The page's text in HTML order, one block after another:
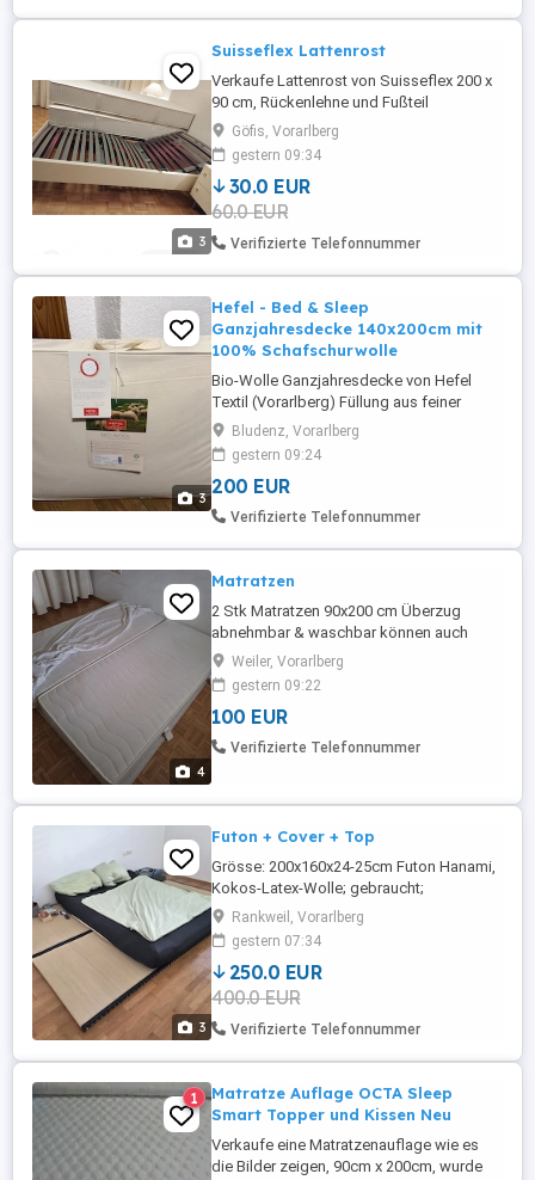
3
Suisseflex Lattenrost
Verkaufe Lattenrost von Suisseflex 200 x
90 cm, Rückenlehne und Fußteil
verstellbar. Wie neu!
Göfis, Vorarlberg
gestern 09:34
30.0 EUR
60.0 EUR
Verifizierte Telefonnummer
3
Hefel - Bed & Sleep
Ganzjahresdecke 140x200cm mit
100% Schafschurwolle
Bio-Wolle Ganzjahresdecke von Hefel
Textil (Vorarlberg) Füllung aus feiner
Schafschurwolle Bio-Baumwolle-Gewebe
Hohe Selbstreinigungskraft dank Lanolin
Atmungsaktiv und bauschig Warm und
anschmiegsam Größe: 140x200cm
Originalverpackt Originalpreis 270 Euro
zwei ...
Bludenz, Vorarlberg
gestern 09:24
200 EUR
Verifizierte Telefonnummer
4
Matratzen
2 Stk Matratzen 90x200 cm Überzug
abnehmbar & waschbar können auch
einzeln erworben werden per Stk 50
Abholung in Weiler Tierhaushalt
Weiler, Vorarlberg
gestern 09:22
100 EUR
Verifizierte Telefonnummer
3
Futon + Cover + Top
Grösse: 200x160x24-25cm Futon Hanami,
Kokos-Latex-Wolle; gebraucht;
Naturprodukt, Futon mit Sommer- &
Winterseite Komfort das ganze Jahr über
Erleben Sie erholsamen Schlaf mit
unserem hochwertigen Futon, der sich
perfekt an Ihre Bedürfnisse anpasst ob im
Sommer oder Winter. Die kühlende
Sommerseite ...
Rankweil, Vorarlberg
gestern 07:34
250.0 EUR
400.0 EUR
Verifizierte Telefonnummer
1
Matratze Auflage OCTA Sleep
Smart Topper und Kissen Neu
Verkaufe eine Matratzenauflage wie es
die Bilder zeigen, 90cm x 200cm, wurde